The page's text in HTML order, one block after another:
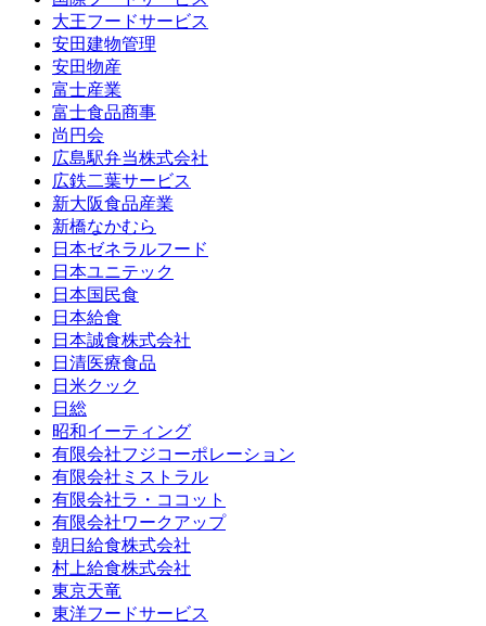
大王フードサービス
安田建物管理
安田物産
富士産業
富士食品商事
尚円会
広島駅弁当株式会社
広鉄二葉サービス
新大阪食品産業
新橋なかむら
日本ゼネラルフード
日本ユニテック
日本国民食
日本給食
日本誠食株式会社
日清医療食品
日米クック
日総
昭和イーティング
有限会社フジコーポレーション
有限会社ミストラル
有限会社ラ・ココット
有限会社ワークアップ
朝日給食株式会社
村上給食株式会社
東京天竜
東洋フードサービス